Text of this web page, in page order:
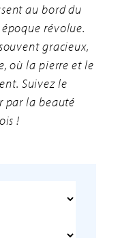
au bord du
révolue.
gracieux,
où la pierre et le
Suivez le
par la beauté
!